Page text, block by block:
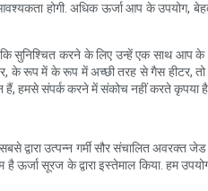
होगी. अधिक ऊर्जा आप के उपयोग,
सुनिश्चित करने के लिए उन्हें एक साथ आप
के रूप में के रूप में अच्छी तरह से गैस हीटर,
हैं, हमसे संपर्क करने में संकोच नहीं करते कृपया
द्वारा उत्पन्न गर्मी सौर संचालित
सूरज के द्वारा इस्तेमाल किया. हम